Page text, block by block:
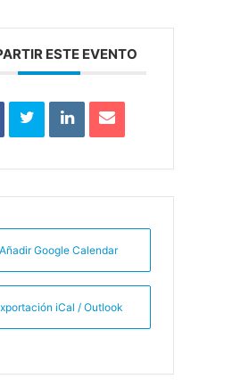
ESTE EVENTO
Google Calendar
iCal / Outlook